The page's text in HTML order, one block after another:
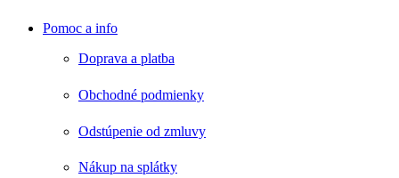
Pomoc a info
Doprava a platba
Obchodné podmienky
Odstúpenie od zmluvy
Nákup na splátky